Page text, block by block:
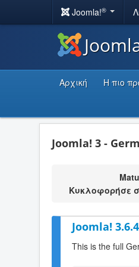
Joomla!®
Αρχική Η πιο
Joomla! 3 -
Κυκλοφορήσε
Joomla!
This is the full